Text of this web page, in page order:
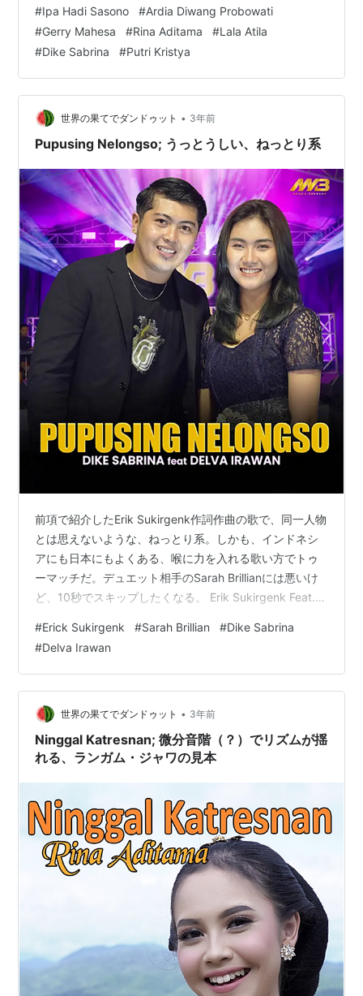
YouTube www.youtube.com Nella Kharismaバージョン
が一番の再生数だと思っていたら、次のが一番だった。
Ardia Diwang Probowati …
#Ipa Hadi Sasono #Ardia Diwang Probowati
#Gerry Mahesa #Rina Aditama #Lala Atila
#Dike Sabrina #Putri Kristya
世界の果てでダンドゥット • 3年前
Pupusing Nelongso; うっとうしい、ねっとり系
前項で紹介したErik Sukirgenk作詞作曲の歌で、同一人物
とは思えないような、ねっとり系。しかも、インドネシ
アにも日本にもよくある、喉に力を入れる歌い方でトゥ
ーマッチだ。デュエット相手のSarah Brillianには悪いけ
ど、10秒でスキップしたくなる。 Erik Sukirgenk Feat.
Jun 2017 www.youtube.com それをDike Sabrianが２バ
ージョンもカバーしているのだ。しかも、デュエットの
相手は今年のゴシップの中心Delva Irawan。…
#Erick Sukirgenk #Sarah Brillian #Dike Sabrina
#Delva Irawan
世界の果てでダンドゥット • 3年前
Ninggal Katresnan; 微分音階（？）でリズムが揺
れる、ランガム・ジャワの見本